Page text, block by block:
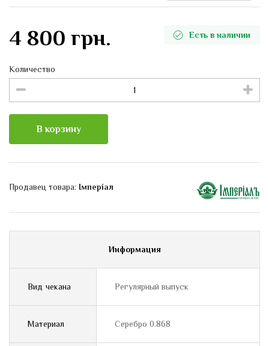
4 800 грн. Есть в наличии
Количество
В корзину
Продавец товара: Імперіал
Информация
Вид чекана Регулярный выпуск
Материал Серебро 0.868